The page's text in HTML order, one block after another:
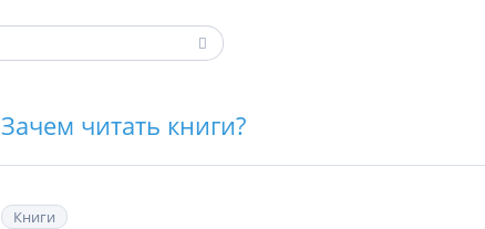
Зачем читать книги?
Книги